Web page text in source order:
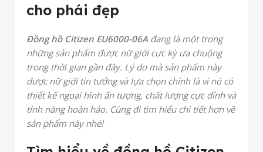
cho phái đẹp
Đồng hồ Citizen EU6000-06A đang là một trong
những sản phẩm được nữ giới cực kỳ ưa chuộng
trong thời gian gần đây. Lý do mà sản phẩm này
được nữ giới tin tưởng và lựa chọn chính là vì nó có
thiết kế ngoại hình ấn tượng, chất lượng cực đỉnh và
tính năng hoàn hảo. Cùng đi tìm hiểu chi tiết hơn về
sản phẩm này nhé!